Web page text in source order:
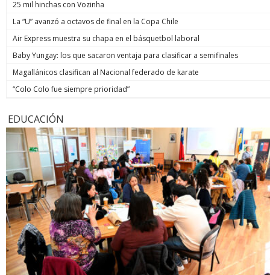
25 mil hinchas con Vozinha
La “U” avanzó a octavos de final en la Copa Chile
Air Express muestra su chapa en el básquetbol laboral
Baby Yungay: los que sacaron ventaja para clasificar a semifinales
Magallánicos clasifican al Nacional federado de karate
“Colo Colo fue siempre prioridad”
EDUCACIÓN